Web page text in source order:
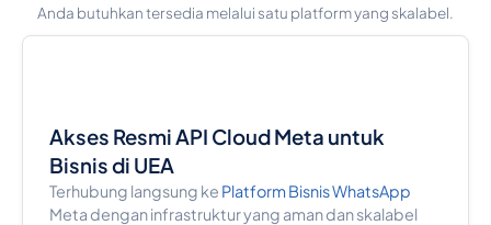
Anda butuhkan tersedia melalui satu platform yang skalabel.
Akses Resmi API Cloud Meta untuk
Bisnis di UEA
Terhubung langsung ke Platform Bisnis WhatsApp
Meta dengan infrastruktur yang aman dan skalabel